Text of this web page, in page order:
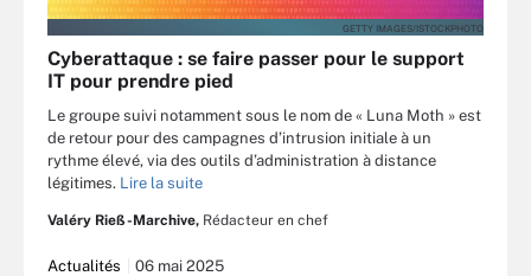
GETTY IMAGES/ISTOCKPHOTO
Cyberattaque : se faire passer pour le support
IT pour prendre pied
Le groupe suivi notamment sous le nom de « Luna Moth » est
de retour pour des campagnes d’intrusion initiale à un
rythme élevé, via des outils d’administration à distance
légitimes. Lire la suite
Valéry Rieß-Marchive, Rédacteur en chef
Actualités 06 mai 2025